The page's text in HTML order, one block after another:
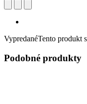
VypredanéTento produkt
Podobné produkty